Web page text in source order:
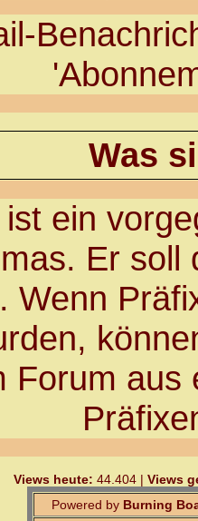
Was
ein
Er soll
Wenn
Forum aus
Views heute: 44.404 | Views
Powered by Burning